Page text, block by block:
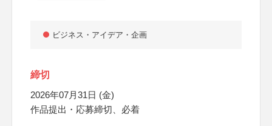
ビジネス・アイデア・企画
締切
2026年07月31日 (金)
作品提出・応募締切、必着